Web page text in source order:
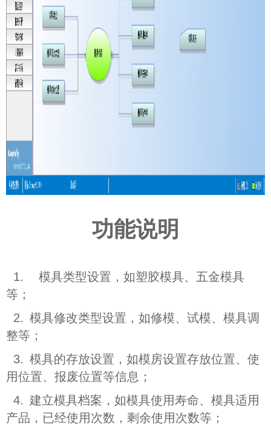
功能说明
1.
模具类型设置，如塑胶模具、五金模具
等；
2. 模具修改类型设置，如修模、试模、模具调
整等；
3. 模具的存放设置，如模房设置存放位置、使
用位置、报废位置等信息；
4. 建立模具档案，如模具使用寿命、模具适用
产品，已经使用次数，剩余使用次数等；